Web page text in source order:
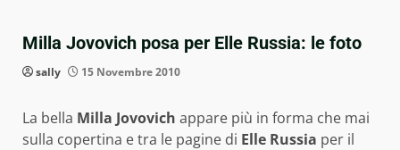
Milla Jovovich posa per Elle Russia: le foto
sally 15 Novembre 2010
La bella Milla Jovovich appare più in forma che mai
sulla copertina e tra le pagine di Elle Russia per il